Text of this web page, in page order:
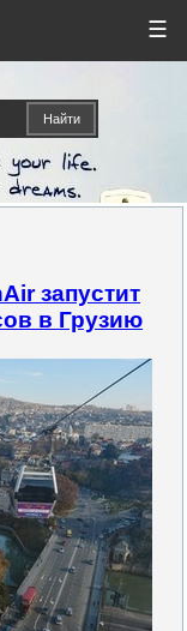
☰
запустит
в Грузию